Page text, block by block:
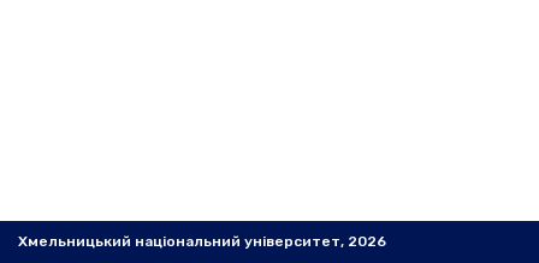
Хмельницький національний університет, 2026